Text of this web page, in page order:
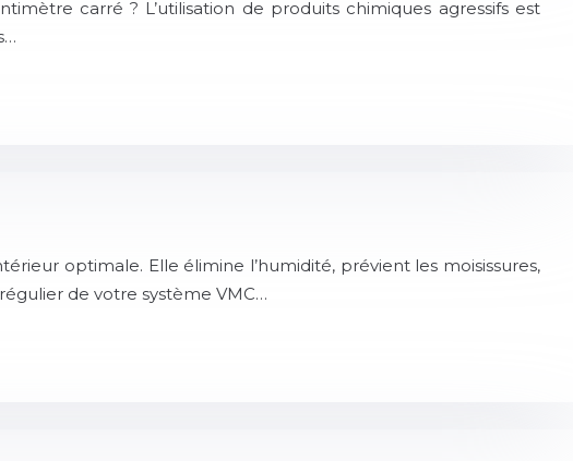
carré ? L’utilisation de produits chimiques agressifs est
optimale. Elle élimine l’humidité, prévient les moisissures,
de votre système VMC…